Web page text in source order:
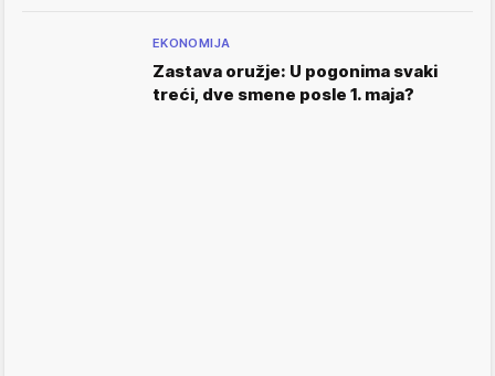
EKONOMIJA
Zastava oružje: U pogonima svaki
treći, dve smene posle 1. maja?